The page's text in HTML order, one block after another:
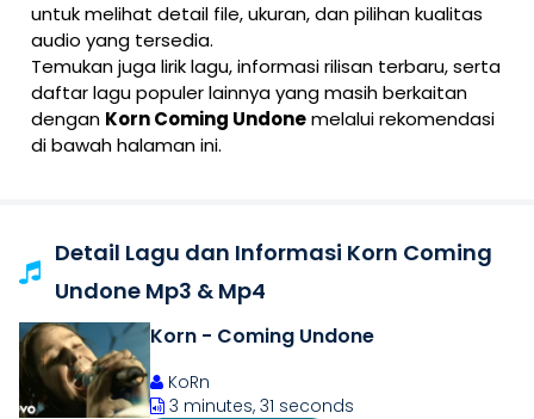
untuk melihat detail file, ukuran, dan pilihan kualitas
audio yang tersedia.
Temukan juga lirik lagu, informasi rilisan terbaru, serta
daftar lagu populer lainnya yang masih berkaitan
dengan Korn Coming Undonemelalui rekomendasi
di bawah halaman ini.
Detail Lagu dan Informasi Korn Coming
Undone Mp3 & Mp4
Korn - Coming Undone
KoRn
3 minutes, 31 seconds